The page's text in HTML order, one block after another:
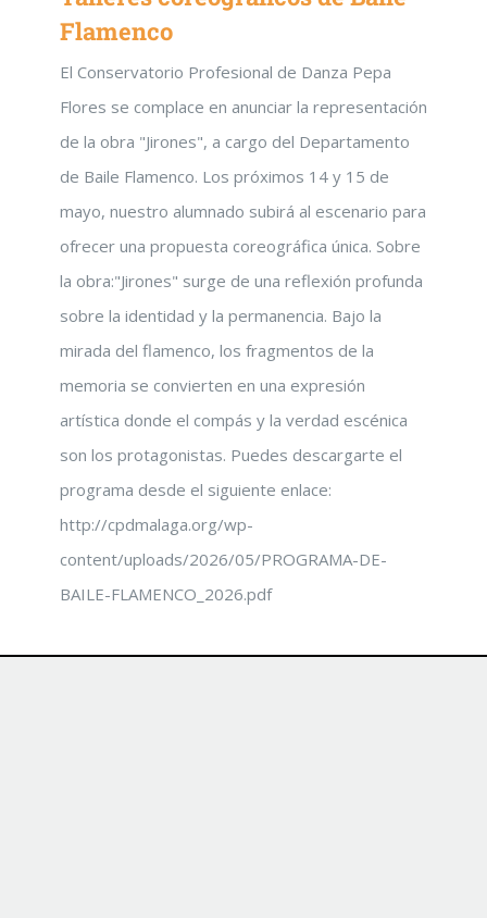
Flamenco
El Conservatorio Profesional de Danza Pepa
Flores se complace en anunciar la representación
de la obra "Jirones", a cargo del Departamento
de Baile Flamenco. Los próximos 14 y 15 de
mayo, nuestro alumnado subirá al escenario para
ofrecer una propuesta coreográfica única. Sobre
la obra:"Jirones" surge de una reflexión profunda
sobre la identidad y la permanencia. Bajo la
mirada del flamenco, los fragmentos de la
memoria se convierten en una expresión
artística donde el compás y la verdad escénica
son los protagonistas. Puedes descargarte el
programa desde el siguiente enlace:
http://cpdmalaga.org/wp-
content/uploads/2026/05/PROGRAMA-DE-
BAILE-FLAMENCO_2026.pdf